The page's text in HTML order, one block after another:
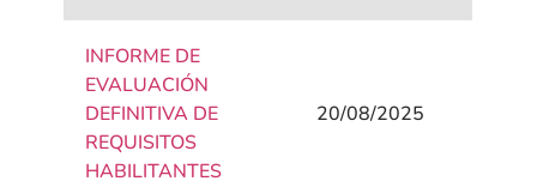
INFORME DE
EVALUACIÓN
DEFINITIVA DE
REQUISITOS
HABILITANTES
20/08/2025